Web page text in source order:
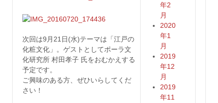
次回は9月21日(水)テーマは「江戸の
化粧文化」。ゲストとしてポーラ文
化研究所 村田孝子 氏をおむかえする
予定です。
ご興味のある方、ぜひいらしてくだ
さい！
年2
月
2020
年1
月
2019
年12
月
2019
年11